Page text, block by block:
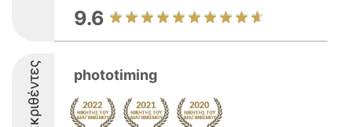
9.6
Διακριθέντες phototiming